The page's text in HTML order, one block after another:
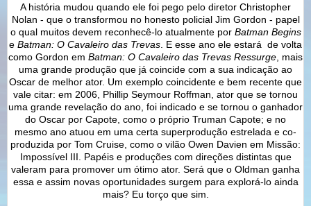
A história mudou quando ele foi pego pelo diretor Christopher
Nolan - que o transformou no honesto policial Jim Gordon - papel
o qual muitos devem reconhecê-lo atualmente por Batman Begins
e Batman: O Cavaleiro das Trevas . E esse ano ele estará de volta
como Gordon em Batman: O Cavaleiro das Trevas Ressurge , mais
uma grande produção que já coincide com a sua indicação ao
Oscar de melhor ator. Um exemplo coincidente e bem recente que
vale citar: em 2006, Phillip Seymour Roffman, ator que se tornou
uma grande revelação do ano, foi indicado e se tornou o ganhador
do Oscar por Capote, como o próprio Truman Capote; e no
mesmo ano atuou em uma certa superprodução estrelada e co-
produzida por Tom Cruise, como o vilão Owen Davien em Missão:
Impossível III. Papéis e produções com direções distintas que
valeram para promover um ótimo ator. Será que o Oldman ganha
essa e assim novas oportunidades surgem para explorá-lo ainda
mais? Eu torço que sim.